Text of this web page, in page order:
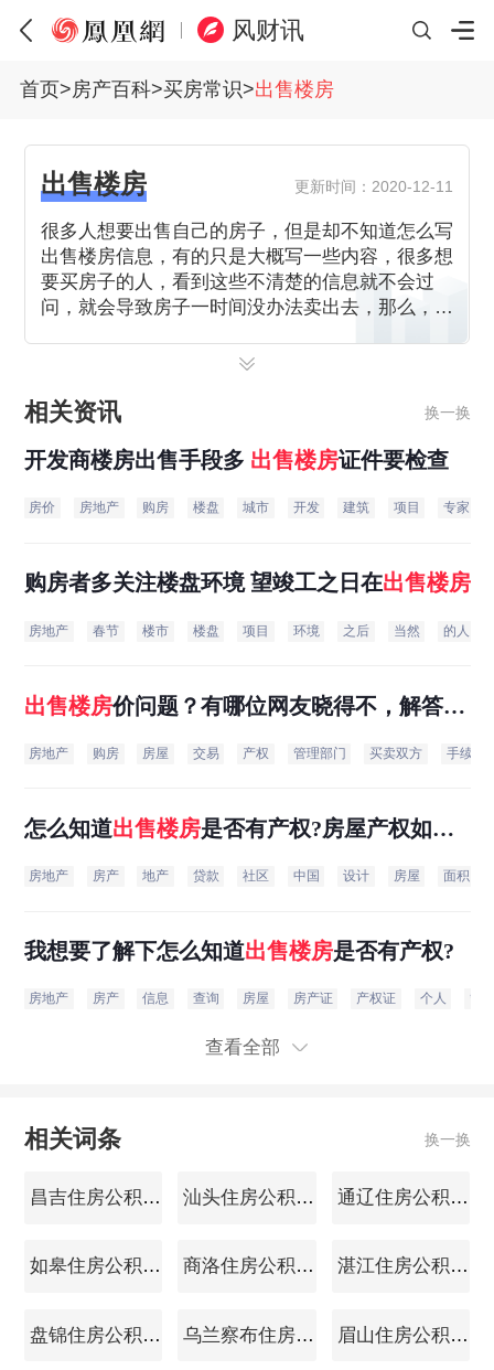
风财讯
首页>房产百科>买房常识>出售楼房
出售楼房 更新时间：2020-12-11
很多人想要出售自己的房子，但是却不知道怎么写
出售楼房信息，有的只是大概写一些内容，很多想
要买房子的人，看到这些不清楚的信息就不会过
问，就会导致房子一时间没办法卖出去，那么，出
相关资讯 换一换
开发商楼房出售手段多 出售楼房证件要检查
房价 房地产 购房 楼盘 城市 开发 建筑 项目 专家
购房者多关注楼盘环境 望竣工之日在出售楼房
房地产 春节 楼市 楼盘 项目 环境 之后 当然 的人
出售楼房价问题？有哪位网友晓得不，解答下
房地产 购房 房屋 交易 产权 管理部门 买卖双方 手续
怎么知道出售楼房是否有产权?房屋产权如何
房地产 房产 地产 贷款 社区 中国 设计 房屋 面积
我想要了解下怎么知道出售楼房是否有产权?
房地产 房产 信息 查询 房屋 房产证 产权证 个人 管
查看全部
相关词条 换一换
昌吉住房公积金查询 汕头住房公积金查询 通辽住房公积金查询
如皋住房公积金查询 商洛住房公积金查询 湛江住房公积金查询
盘锦住房公积金查询 乌兰察布住房公积金查询 眉山住房公积金查询